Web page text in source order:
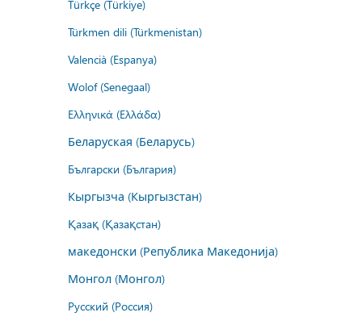
Türkçe (Türkiye)
Türkmen dili (Türkmenistan)
Valencià (Espanya)
Wolof (Senegaal)
Ελληνικά (Ελλάδα)
Беларуская (Беларусь)
Български (България)
Кыргызча (Кыргызстан)
Қазақ (Қазақстан)
македонски (Република Македонија)
Монгол (Монгол)
Русский (Россия)